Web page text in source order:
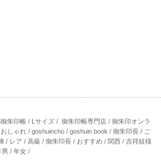
朱印帳 / Lサイズ / 御朱印帳専門店 / 御朱印オンラ
しゃれ / goshuincho / goshuin book / 御朱印長 / ご
/ レア / 高級 / 御朱印長 / おすすめ / 関西 / 吉祥紋様
男 / 年女 /